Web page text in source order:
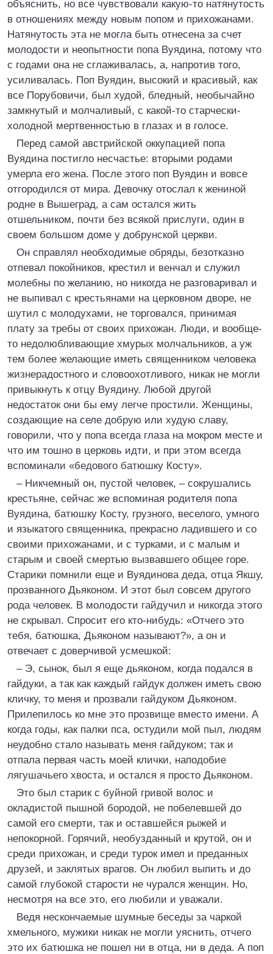
объяснить, но все чувствовали какую-то натянутость
в отношениях между новым попом и прихожанами.
Натянутость эта не могла быть отнесена за счет
молодости и неопытности попа Вуядина, потому что
с годами она не сглаживалась, а, напротив того,
усиливалась. Поп Вуядин, высокий и красивый, как
все Порубовичи, был худой, бледный, необычайно
замкнутый и молчаливый, с какой-то старчески-
холодной мертвенностью в глазах и в голосе.
Перед самой австрийской оккупацией попа
Вуядина постигло несчастье: вторыми родами
умерла его жена. После этого поп Вуядин и вовсе
отгородился от мира. Девочку отослал к жениной
родне в Вышеград, а сам остался жить
отшельником, почти без всякой прислуги, один в
своем большом доме у добрунской церкви.
Он справлял необходимые обряды, безотказно
отпевал покойников, крестил и венчал и служил
молебны по желанию, но никогда не разговаривал и
не выпивал с крестьянами на церковном дворе, не
шутил с молодухами, не торговался, принимая
плату за требы от своих прихожан. Люди, и вообще-
то недолюбливающие хмурых молчальников, а уж
тем более желающие иметь священником человека
жизнерадостного и словоохотливого, никак не могли
привыкнуть к отцу Вуядину. Любой другой
недостаток они бы ему легче простили. Женщины,
создающие на селе добрую или худую славу,
говорили, что у попа всегда глаза на мокром месте и
что им тошно в церковь идти, и при этом всегда
вспоминали «бедового батюшку Косту».
– Никчемный он, пустой человек, – сокрушались
крестьяне, сейчас же вспоминая родителя попа
Вуядина, батюшку Косту, грузного, веселого, умного
и языкатого священника, прекрасно ладившего и со
своими прихожанами, и с турками, и с малым и
старым и своей смертью вызвавшего общее горе.
Старики помнили еще и Вуядинова деда, отца Якшу,
прозванного Дьяконом. И этот был совсем другого
рода человек. В молодости гайдучил и никогда этого
не скрывал. Спросит его кто-нибудь: «Отчего это
тебя, батюшка, Дьяконом называют?», а он и
отвечает с доверчивой усмешкой:
– Э, сынок, был я еще дьяконом, когда подался в
гайдуки, а так как каждый гайдук должен иметь свою
кличку, то меня и прозвали гайдуком Дьяконом.
Прилепилось ко мне это прозвище вместо имени. А
когда годы, как палки пса, остудили мой пыл, людям
неудобно стало называть меня гайдуком; так и
отпала первая часть моей клички, наподобие
лягушачьего хвоста, и остался я просто Дьяконом.
Это был старик с буйной гривой волос и
окладистой пышной бородой, не побелевшей до
самой его смерти, так и оставшейся рыжей и
непокорной. Горячий, необузданный и крутой, он и
среди прихожан, и среди турок имел и преданных
друзей, и заклятых врагов. Он любил выпить и до
самой глубокой старости не чурался женщин. Но,
несмотря на все это, его любили и уважали.
Ведя нескончаемые шумные беседы за чаркой
хмельного, мужики никак не могли уяснить, отчего
это их батюшка не пошел ни в отца, ни в деда. А поп